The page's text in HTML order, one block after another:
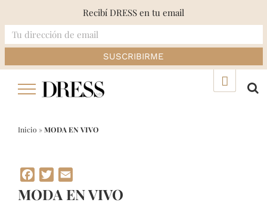
Inicio »MODA EN VIVO
Facebook
Twitter
MODA EN VIVO
Recibí DRESS en tu email